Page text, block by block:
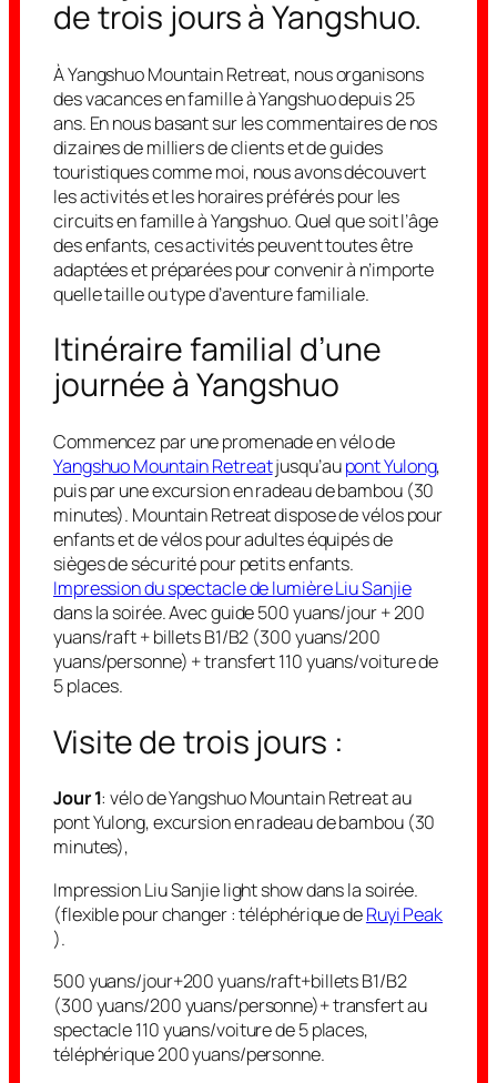
de trois jours à Yangshuo.
À Yangshuo Mountain Retreat, nous organisons
des vacances en famille à Yangshuo depuis 25
ans. En nous basant sur les commentaires de nos
dizaines de milliers de clients et de guides
touristiques comme moi, nous avons découvert
les activités et les horaires préférés pour les
circuits en famille à Yangshuo. Quel que soit l’âge
des enfants, ces activités peuvent toutes être
adaptées et préparées pour convenir à n’importe
quelle taille ou type d’aventure familiale.
Itinéraire familial d’une
journée à Yangshuo
Commencez par une promenade en vélo de
Yangshuo Mountain Retreatjusqu’aupont Yulong,
puis par une excursion en radeau de bambou (30
minutes). Mountain Retreat dispose de vélos pour
enfants et de vélos pour adultes équipés de
sièges de sécurité pour petits enfants.
Impression du spectacle de lumière Liu Sanjie
dans la soirée. Avec guide 500 yuans/jour + 200
yuans/raft + billets B1/B2 (300 yuans/200
yuans/personne) + transfert 110 yuans/voiture de
5 places.
Visite de trois jours :
Jour 1: vélo de Yangshuo Mountain Retreat au
pont Yulong, excursion en radeau de bambou (30
minutes),
Impression Liu Sanjie light show dans la soirée.
(flexible pour changer : téléphérique deRuyi Peak
).
500 yuans/jour+200 yuans/raft+billets B1/B2
(300 yuans/200 yuans/personne)+ transfert au
spectacle 110 yuans/voiture de 5 places,
téléphérique 200 yuans/personne.